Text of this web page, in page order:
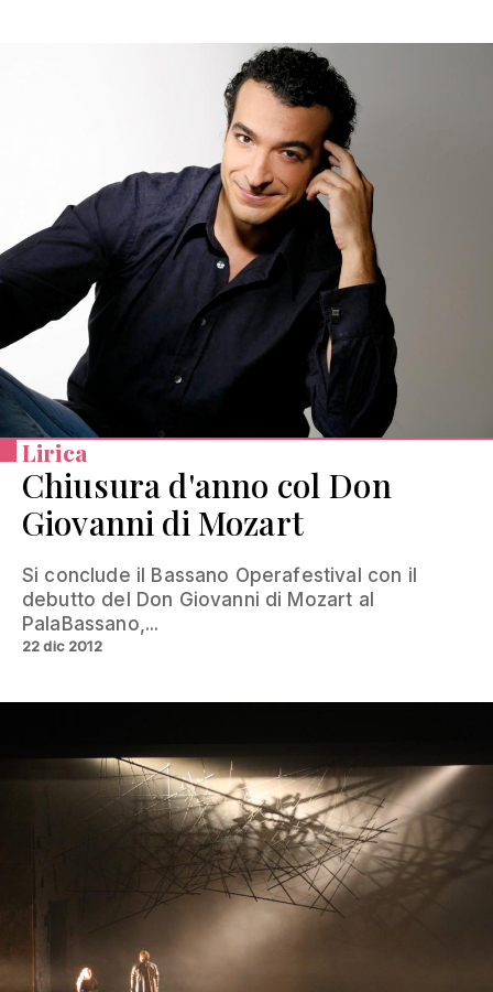
Lirica
Chiusura d'anno col Don
Giovanni di Mozart
Si conclude il Bassano Operafestival con il
debutto del Don Giovanni di Mozart al
PalaBassano,...
22 dic 2012